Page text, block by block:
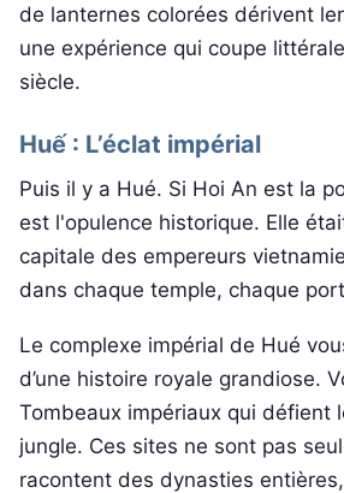
de lanternes colorées dérivent
une expérience qui coupe
siècle.
Huế : L’éclat impérial
Puis il y a Hué. Si Hoi An est la
est l'opulence historique. Elle
capitale des empereurs
dans chaque temple, chaque
Le complexe impérial de Hué
d’une histoire royale grandiose.
Tombeaux impériaux qui défient
jungle. Ces sites ne sont pas
racontent des dynasties